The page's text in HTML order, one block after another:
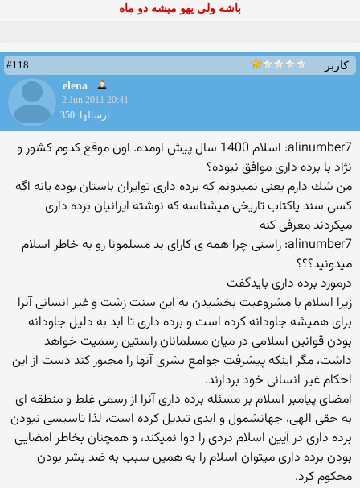
باشه ولی یهو میشه دو ماه
کاربر
#118
elena
2 Jun 2011 20:41
ارسالها: 350
alinumber7: اسلام 1400 سال پیش اومده. اون موقع كدوم كشور و
نژاد با برده داری موافق نبوده؟
من شك دارم یعنی نمیدونم كه برده داری توایران باستان بوده یانه اگه
كسی سند یاكتاب تاریخی میشناسه كه نوشته ایرانیان برده داری
میكردند معرفی كنه
alinumber7: راستی چرا همه ی كارای بد مسلمونا رو به خاطر اسلام
میدونید؟؟؟
درمورد برده داری بایدگفت
زیرا اسلام با مشروعیت بخشیدن به این سنت زشت و غیر انسانی آنرا
برای همیشه جاودانه کرده است و برده داری تا ابد به دلیل جاودانه
بودن قوانین اسلامی در میان مسلمانان راستین رسمیت خواهد
داشت، مگر اینکه پیشرفت جوامع بشری آنها را مجبور کند دست از این
احکام غیر انسانی خود بردارند.
امضای پیامبر اسلام بر مسئله برده داری آنرا از رسمی غلط و منطقه ای
به حقی الهی، جهانشمول و ابدی تبدیل کرده است، لذا تاسیسی نبودن
برده داری در آیین اسلام دردی را دوا نمیکند، و همچنان بخاطر امضایی
بودن برده داری میتوان اسلام را به همین سبب به ضد بشر بودن
محکوم کرد.